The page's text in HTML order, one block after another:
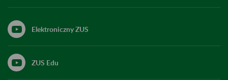
Elektroniczny ZUS
ZUS Edu